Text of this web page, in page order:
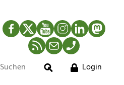
Facebook
TwitterYouTubeInstagram
LinkedIn
RSS-Newsfeed
MailTelefon
Suche
Login